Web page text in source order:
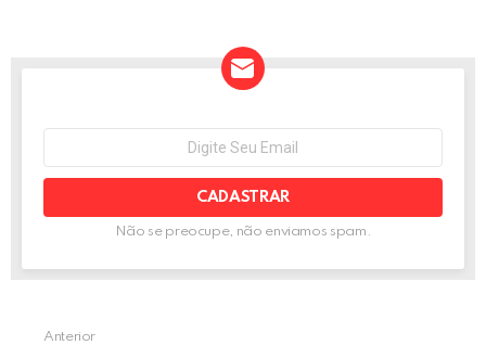
o
k
er
ke
dI
p
p
NEWSLETTER
mail:
Não se preocupe, não enviamos spam.
Anterior